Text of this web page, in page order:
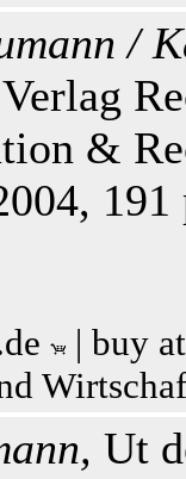
/
&
| buy
Ut